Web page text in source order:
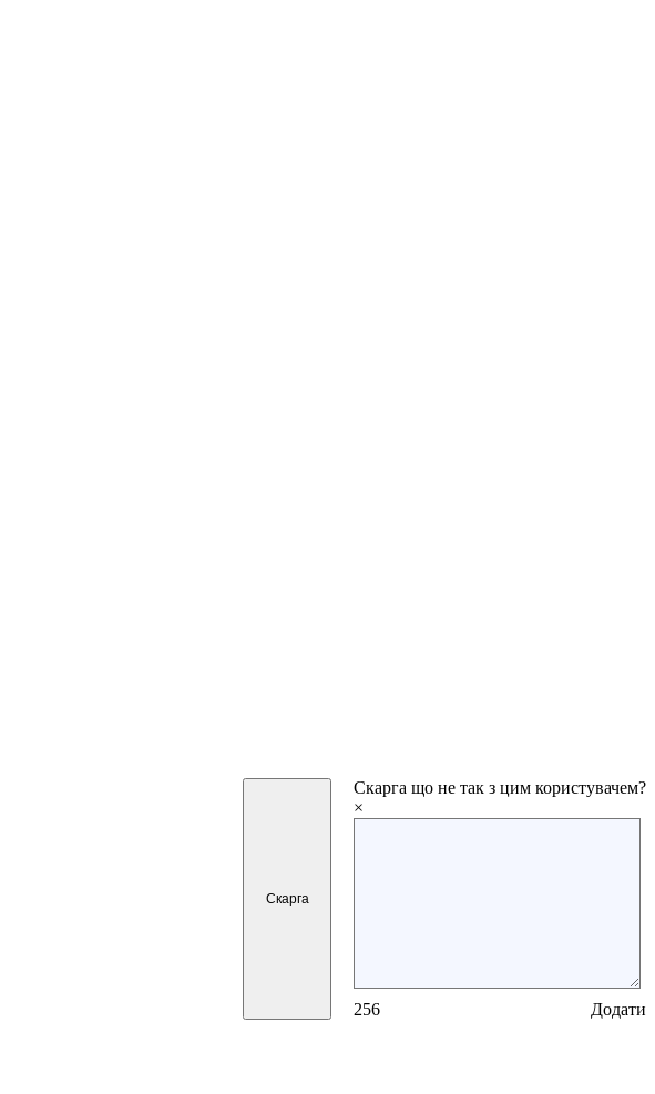
Скарга
Скарга що не так з цим користувачем?
×
256
Додати